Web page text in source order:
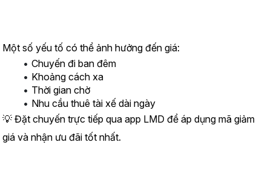
Một số yếu tố có thể ảnh hưởng đến giá:
Chuyến đi ban đêm
Khoảng cách xa
Thời gian chờ
Nhu cầu thuê tài xế dài ngày
💡 Đặt chuyến trực tiếp qua app LMD để áp dụng mã giảm
giá và nhận ưu đãi tốt nhất.